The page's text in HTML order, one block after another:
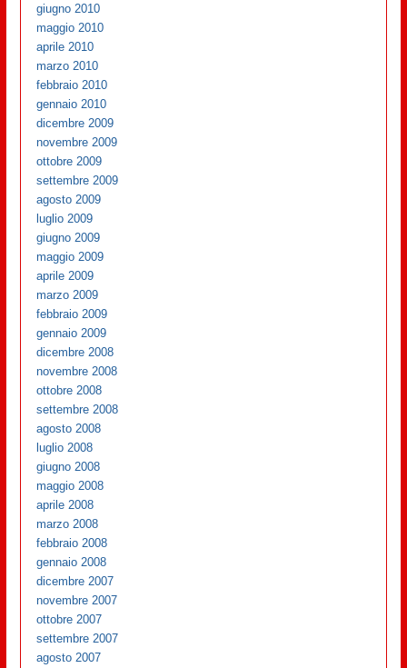
giugno 2010
maggio 2010
aprile 2010
marzo 2010
febbraio 2010
gennaio 2010
dicembre 2009
novembre 2009
ottobre 2009
settembre 2009
agosto 2009
luglio 2009
giugno 2009
maggio 2009
aprile 2009
marzo 2009
febbraio 2009
gennaio 2009
dicembre 2008
novembre 2008
ottobre 2008
settembre 2008
agosto 2008
luglio 2008
giugno 2008
maggio 2008
aprile 2008
marzo 2008
febbraio 2008
gennaio 2008
dicembre 2007
novembre 2007
ottobre 2007
settembre 2007
agosto 2007